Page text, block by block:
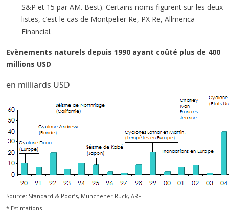
S&P et 15 par AM. Best). Certains noms figurent sur les deux
listes, c’est le cas de Montpelier Re, PX Re, Allmerica
Financial.
Evènements naturels depuis 1990 ayant coûté plus de 400
millions USD
en milliards USD
Source: Standard & Poor’s, Münchener Rück, ARF
* Estimations